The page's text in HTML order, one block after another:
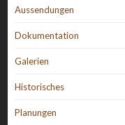
Aussendungen
Dokumentation
Galerien
Historisches
Planungen